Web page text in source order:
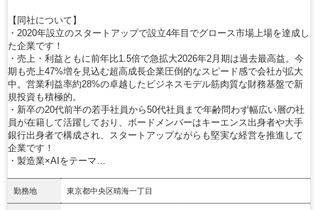
【同社について】
・2020年設立のスタートアップで設立4年目でグロース市場上場を達成し
た企業です！
・売上・利益ともに前年比1.5倍で急拡大2026年2月期は過去最高益。今
期も売上47%増を見込む超高成長企業圧倒的なスピード感で会社が拡大
中。営業利益率約28%の卓越したビジネスモデル筋肉質な財務基盤で新
規投資も積極的。
・新卒の20代前半の若手社員から50代社員まで年齢問わず幅広い層の社
員が在籍して活躍しており、ボードメンバーはキーエンス出身者や大手
銀行出身者で構成され、スタートアップながらも堅実な経営を推進して
企業です！
・製造業×AIをテーマ…
勤務地 東京都中央区晴海一丁目